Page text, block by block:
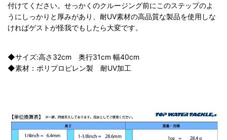
付けてください。せっかくのクルージング前にこのステップのよ
うにしっかりと厚みがあり、耐UV素材の高品質な製品を使用しな
ければゲストが怪我でもしたら大変です。
◆サイズ:高さ32cm 奥行31cm 幅40cm
◆素材：ポリプロピレン製 耐UV加工